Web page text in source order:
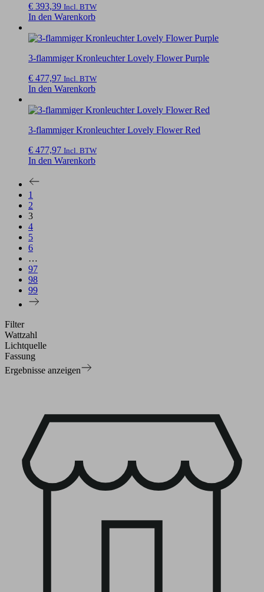
€ 393,39 Incl. BTW
In den Warenkorb
3-flammiger Kronleuchter Lovely Flower Purple
€ 477,97 Incl. BTW
In den Warenkorb
3-flammiger Kronleuchter Lovely Flower Red
€ 477,97 Incl. BTW
In den Warenkorb
1
2
3
4
5
6
…
97
98
99
Filter
Wattzahl
Lichtquelle
Fassung
Ergebnisse anzeigen